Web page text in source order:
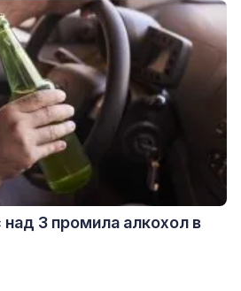
3 промила алкохол в